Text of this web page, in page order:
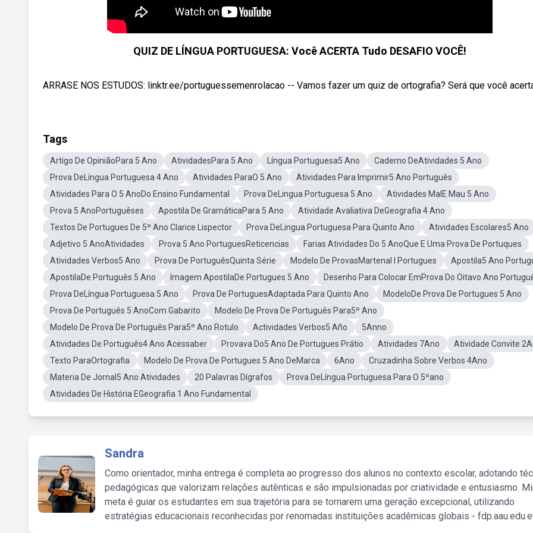
QUIZ DE LÍNGUA PORTUGUESA: Você ACERTA Tudo DESAFIO VOCÊ!
ARRASE NOS ESTUDOS: linktr.ee/portuguessemenrolacao -- Vamos fazer um quiz de ortografia? Será que você
Tags
Artigo De OpiniãoPara 5 Ano AtividadesPara 5 Ano Língua Portuguesa5 Ano
Caderno DeAtividades 5 Ano
Prova DeLíngua Portuguesa 4 Ano
Atividades ParaO 5 Ano
Atividades Para Imprimir5 Ano Português
Atividades Para O 5 AnoDo Ensino Fundamental
Prova DeLingua Portuguesa 5 Ano
Atividades MalE Mau 5 Ano
Prova 5 AnoPortuguêses
Apostila De GramáticaPara 5 Ano
Atividade Avaliativa DeGeografia 4 Ano
Textos De Portugues De 5º Ano Clarice Lispector
Prova DeLingua Portuguesa Para Quinto Ano
Atividades Escolares5 Ano
Adjetivo 5 AnoAtividades
Prova 5 Ano PortuguesReticencias
Farias Atividades Do 5 AnoQue E Uma Prova De Portuques
Atividades Verbos5 Ano
Prova De PortuguêsQuinta Série Modelo De ProvasMartenal I Portugues
Apostila5 Ano
ApostilaDe Português 5 Ano
Imagem ApostilaDe Portugues 5 Ano
Desenho Para Colocar EmProva Do Oitavo Ano
Prova DeLíngua Portuguesa 5 Ano
Prova De PortuguesAdaptada Para Quinto Ano
ModeloDe Prova De Portugues 5 Ano
Prova De Português 5 AnoCom Gabarito
Modelo De Prova De Português Para5º Ano
Modelo De Prova De Português Para5º Ano Rotulo
Actividades Verbos5 Año
5Anno
Atividades De Português4 Ano Acessaber
Provava Do5 Ano De Portugues Prátio Atividades 7Ano
Atividade Convite
Texto ParaOrtografia
Modelo De Prova De Portugues 5 Ano DeMarca 6Ano
Cruzadinha Sobre Verbos 4Ano
Materia De Jornal5 Ano Atividades
20 Palavras Dígrafos
Prova DeLíngua Portuguesa Para O 5ºano
Atividades De História EGeografia 1 Ano Fundamental
Sandra
Como orientador, minha entrega é completa ao progresso dos alunos no contexto escolar, adotando
pedagógicas que valorizam relações autênticas e são impulsionadas por criatividade e entusiasmo.
meta é guiar os estudantes em sua trajetória para se tornarem uma geração excepcional, utilizando
estratégias educacionais reconhecidas por renomadas instituições acadêmicas globais -